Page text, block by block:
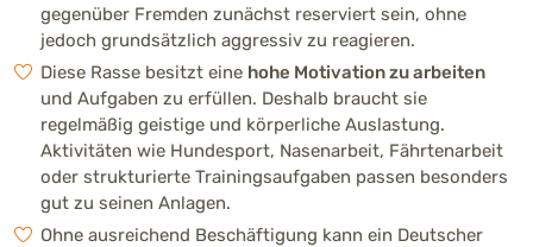
Höhe / Größe
60 - 65 cm (groß) (Rüde)
55 - 60 cm (Hündin)
Gewicht
30 - 40 kg (Rüde)
22 - 32 kg (Hündin)
gegenüber Fremden zunächst reserviert sein, ohne
jedoch grundsätzlich aggressiv zu reagieren.
Diese Rasse besitzt eine hohe Motivation zu arbeiten
und Aufgaben zu erfüllen. Deshalb braucht sie
regelmäßig geistige und körperliche Auslastung.
Aktivitäten wie Hundesport, Nasenarbeit, Fährtenarbeit
oder strukturierte Trainingsaufgaben passen besonders
gut zu seinen Anlagen.
Ohne ausreichend Beschäftigung kann ein Deutscher